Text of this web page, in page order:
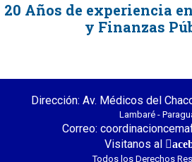
20 Años de experiencia
y Finanzas
Dirección: Av. Médicos del
Lambaré -
Correo:
Visitanos al
Todos los Derechos